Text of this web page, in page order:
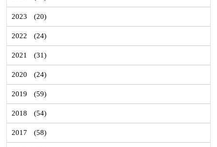
2023 (20)
2022 (24)
2021 (31)
2020 (24)
2019 (59)
2018 (54)
2017 (58)